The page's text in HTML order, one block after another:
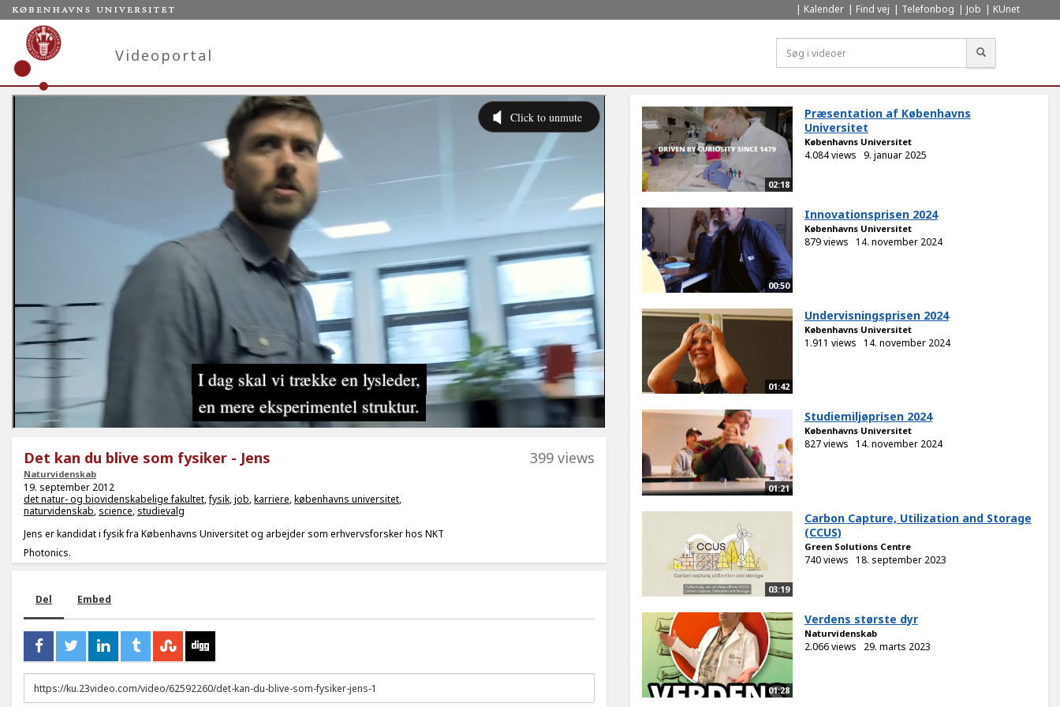
Kalender Find vej Telefonbog Job KUnet
Videoportal
Det kan du blive som fysiker - Jens
Naturvidenskab
399 views
19. september 2012
det natur- og biovidenskabelige fakultet,fysik,job,karriere,københavns universitet,
naturvidenskab, science, studievalg
Jens er kandidat i fysik fra Københavns Universitet og arbejder som erhvervsforsker hos NKT
Photonics.
Del Embed
URL
to
02:18
Præsentation af Københavns
Universitet
Københavns Universitet
4.084 views 9. januar 2025
00:50
Innovationsprisen 2024
Københavns Universitet
879 views 14. november 2024
01:42
Undervisningsprisen 2024
Københavns Universitet
1.911 views 14. november 2024
01:21
Studiemiljøprisen 2024
Københavns Universitet
827 views 14. november 2024
03:19
Carbon Capture, Utilization and Storage
(CCUS)
Green Solutions Centre
740 views 18. september 2023
01:28
Verdens største dyr
Naturvidenskab
2.066 views 29. marts 2023